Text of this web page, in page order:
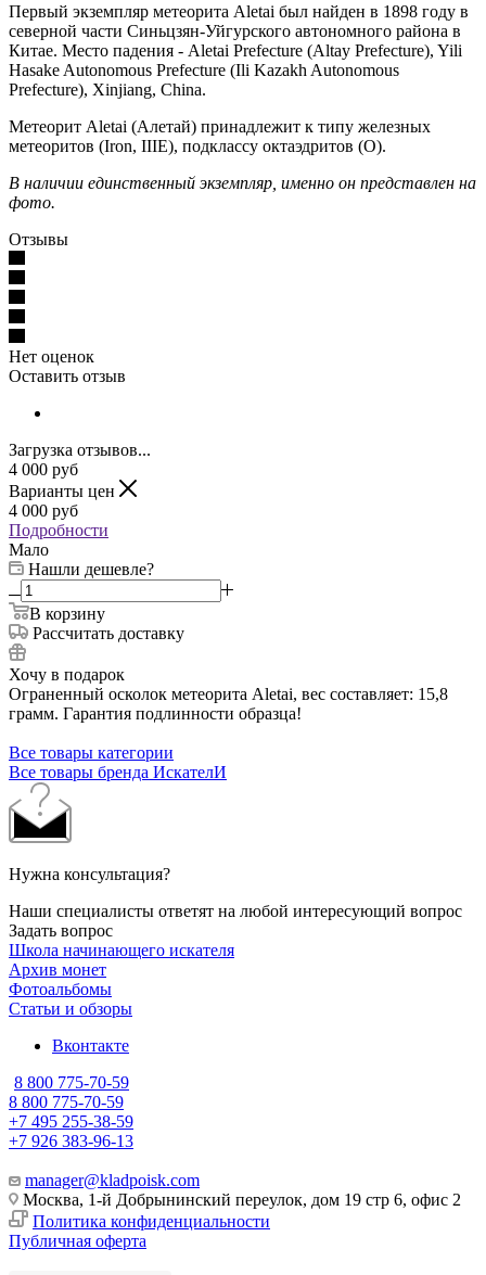
Первый экземпляр метеорита Aletai был найден в 1898 году в
северной части Синьцзян-Уйгурского автономного района в
Китае. Место падения - Aletai Prefecture (Altay Prefecture), Yili
Hasake Autonomous Prefecture (Ili Kazakh Autonomous
Prefecture), Xinjiang, China.
Метеорит Aletai (Алетай) принадлежит к типу железных
метеоритов (Iron, IIIE), подклассу октаэдритов (O).
В наличии единственный экземпляр, именно он представлен на
фото.
Отзывы
Нет оценок
Оставить отзыв
Загрузка отзывов...
4 000 руб
Варианты цен
4 000 руб
Подробности
Мало
Нашли дешевле?
В корзину
Рассчитать доставку
Хочу в подарок
Ограненный осколок метеорита Aletai, вес составляет: 15,8
грамм. Гарантия подлинности образца!
Все товары категории
Все товары бренда ИскателИ
Нужна консультация?
Наши специалисты ответят на любой интересующий вопрос
Задать вопрос
Школа начинающего искателя
Архив монет
Фотоальбомы
Статьи и обзоры
Вконтакте
8 800 775-70-59
8 800 775-70-59
+7 495 255-38-59
+7 926 383-96-13
manager@kladpoisk.com
Москва, 1-й Добрынинский переулок, дом 19 стр 6, офис 2
Политика конфиденциальности
Публичная оферта